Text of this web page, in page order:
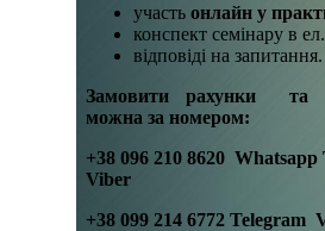
участь онлайн у
конспект семінару в
відповіді на запитання.
Замовити рахунки та
можна за номером:
+38 096 210 8620 Whatsapp
Viber
+38 099 214 6772 Telegram